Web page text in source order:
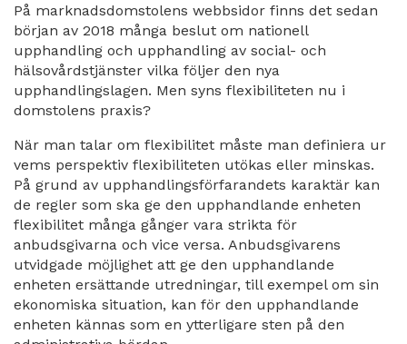
På marknadsdomstolens webbsidor finns det sedan
början av 2018 många beslut om nationell
upphandling och upphandling av social- och
hälsovårdstjänster vilka följer den nya
upphandlingslagen. Men syns flexibiliteten nu i
domstolens praxis?
När man talar om flexibilitet måste man definiera ur
vems perspektiv flexibiliteten utökas eller minskas.
På grund av upphandlingsförfarandets karaktär kan
de regler som ska ge den upphandlande enheten
flexibilitet många gånger vara strikta för
anbudsgivarna och vice versa. Anbudsgivarens
utvidgade möjlighet att ge den upphandlande
enheten ersättande utredningar, till exempel om sin
ekonomiska situation, kan för den upphandlande
enheten kännas som en ytterligare sten på den